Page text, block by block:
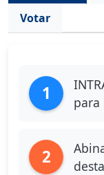
Votar
1
para
2